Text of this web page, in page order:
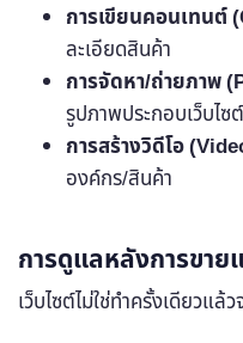
การเขียนคอนเทนต์
ละเอียดสินค้า
การจัดหา/ถ่ายภาพ
รูปภาพประกอบเว็บไซต์
การสร้างวิดีโอ
องค์กร/สินค้า
การดูแลหลังการขาย
เว็บไซต์ไม่ใช่ทำครั้งเดียวแ